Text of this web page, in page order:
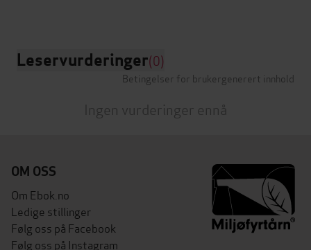
Leservurderinger(0)
Betingelser for brukergenerert innhold
Ingen vurderinger ennå
OM OSS
Om Ebok.no
Ledige stillinger
Følg oss på Facebook
Følg oss på Instagram